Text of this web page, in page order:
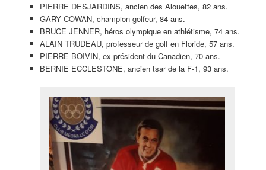
PIERRE DESJARDINS, ancien des Alouettes, 82 ans.
GARY COWAN, champion golfeur, 84 ans.
BRUCE JENNER, héros olympique en athlétisme, 74 ans.
ALAIN TRUDEAU, professeur de golf en Floride, 57 ans.
PIERRE BOIVIN, ex-président du Canadien, 70 ans.
BERNIE ECCLESTONE, ancien tsar de la F-1, 93 ans.